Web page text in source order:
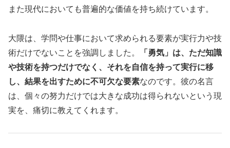
また現代においても普遍的な価値を持ち続けています。
大隈は、学問や仕事において求められる要素が実行力や技
術だけでないことを強調しました。
「勇気」は、ただ知識
や技術を持つだけでなく、それを自信を持って実行に移
し、結果を出すために不可欠な要素なのです。彼の名言
は、個々の努力だけでは大きな成功は得られないという現
実を、痛切に教えてくれます。